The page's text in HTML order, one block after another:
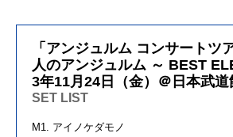
「アンジュルム コンサートツ
人のアンジュルム ～ BEST
3年11月24日（金）＠日本武道
SET LIST
M1. アイノケダモノ